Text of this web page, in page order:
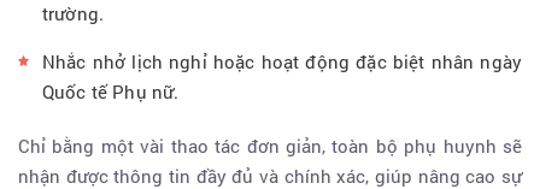
trường.
Nhắc nhở lịch nghỉ hoặc hoạt động đặc biệt nhân ngày
Quốc tế Phụ nữ.
Chỉ bằng một vài thao tác đơn giản, toàn bộ phụ huynh sẽ
nhận được thông tin đầy đủ và chính xác, giúp nâng cao sự